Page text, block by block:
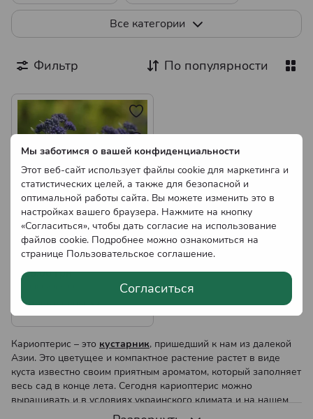
Мы заботимся о вашей конфиденциальности
Этот веб-сайт использует файлы cookie для маркетинга и
статистических целей, а также для безопасной и
оптимальной работы сайта. Вы можете изменить это в
настройках вашего браузера. Нажмите на кнопку
«Согласиться», чтобы дать согласие на использование
файлов cookie. Подробнее можно ознакомиться на
странице Пользовательское соглашение.
Согласиться
Саженцы Бирючины
Саженцы Вейгелы Саженцы Пираканты
Саженцы Пузыреплодника
Саженцы Форзиции
Саженцы Миндаля Декоративного
Саженцы Кустовой Ивы Саженцы Гибискуса
Саженцы Буддлеи Саженцы Тамарикса
Саженцы Олеандра Саженцы Рододендронов
Саженцы Дипладении Саженцы Кариоптериса
Саженцы Фотинии
Саженцы Лагерстремии Саженцы Эрики
Саженцы Вереска
Все категории
Фильтр По популярности
Саженцы Кариоптериса
кландонского Р9
115.00 грн
Оптовые цены
Кариоптерис – это кустарник, пришедший к нам из далекой
Азии. Это цветущее и компактное растение растет в виде
куста известно своим приятным ароматом, который заполняет
весь сад в конце лета. Сегодня кариоптерис можно
выращивать и в условиях украинского климата и на нашем
сайте вы узнаете, как это сделать.